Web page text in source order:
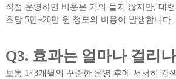
직접 운영하면 비용은 거의 들지 않지만, 대
츠당 5만~20만 원 정도의 비용이 발생합니다.
Q3. 효과는 얼마나 걸리
보통 1~3개월의 꾸준한 운영 후에 서서히 검